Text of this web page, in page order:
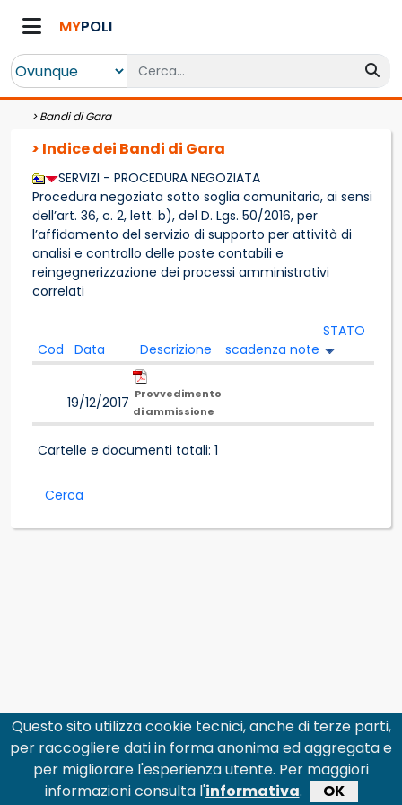
MYPOLI
>Bandi di Gara
> Indice dei Bandi di Gara
SERVIZI - PROCEDURA NEGOZIATA
Procedura negoziata sotto soglia comunitaria, ai sensi
dell’art. 36, c. 2, lett. b), del D. Lgs. 50/2016, per
l’affidamento del servizio di supporto per attività di
analisi e controllo delle poste contabili e
reingegnerizzazione dei processi amministrativi
correlati
Cod Data Descrizione scadenza note
STATO
19/12/2017 Provvedimento
di ammissione
Cartelle e documenti totali: 1
Cerca
Questo sito utilizza cookie tecnici, anche di terze parti,
per raccogliere dati in forma anonima ed aggregata e
per migliorare l'esperienza utente. Per maggiori
informazioni consulta l'informativa. OK